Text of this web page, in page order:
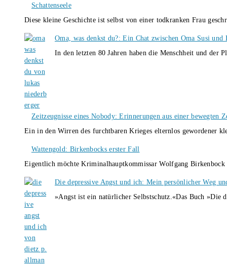
Schattenseele
Diese kleine Geschichte ist selbst von einer todkranken Frau
Oma, was denkst du?: Ein Chat zwischen Oma Susi
In den letzten 80 Jahren haben die Menschheit und
Zeitzeugnisse eines Nobody: Erinnerungen aus einer bewegten
Ein in den Wirren des furchtbaren Krieges elternlos gewordener
Wattengold: Birkenbocks erster Fall
Eigentlich möchte Kriminalhauptkommissar Wolfgang
Die depressive Angst und ich: Mein persönlicher Weg
»Angst ist ein natürlicher Selbstschutz.«Das Buch